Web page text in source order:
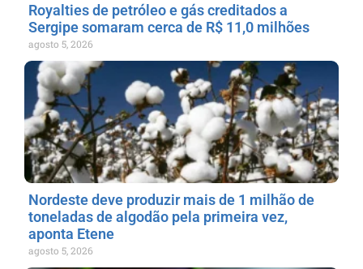
Royalties de petróleo e gás creditados a
Sergipe somaram cerca de R$ 11,0 milhões
agosto 5, 2026
Nordeste deve produzir mais de 1 milhão de
toneladas de algodão pela primeira vez,
aponta Etene
agosto 5, 2026